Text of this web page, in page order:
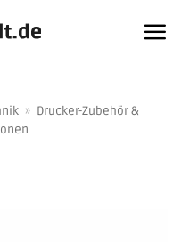
» Drucker-Zubehör &